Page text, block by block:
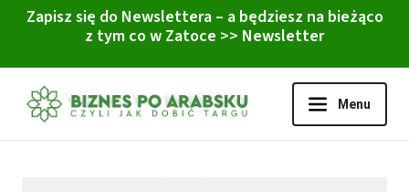
Zapisz się do Newslettera – a będziesz na bieżąco
z tym co w Zatoce >> Newsletter
Menu